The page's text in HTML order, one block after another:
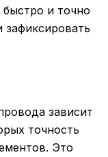
и точно
зависит
точность
Это